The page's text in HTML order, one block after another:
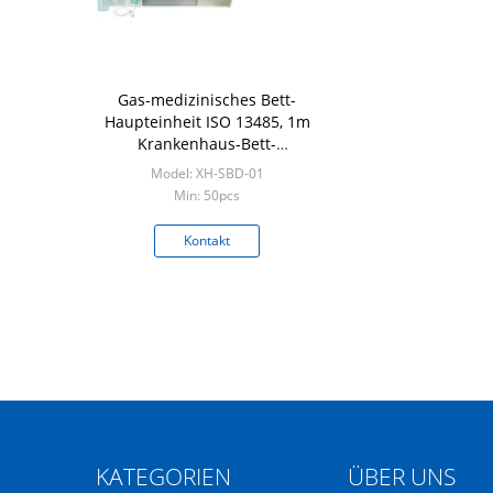
Gas-medizinisches Bett-
Haupteinheit ISO 13485, 1m
Krankenhaus-Bett-
Haupteinheit
Model: XH-SBD-01
Min: 50pcs
Kontakt
KATEGORIEN ÜBER UNS